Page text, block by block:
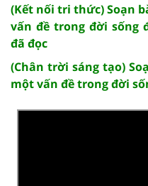
(Kết nối tri thức) Soạn
vấn đề trong đời sống
đã đọc
(Chân trời sáng tạo)
một vấn đề trong đời